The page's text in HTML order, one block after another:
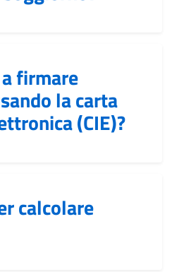
firmare
la carta
(CIE)?
calcolare